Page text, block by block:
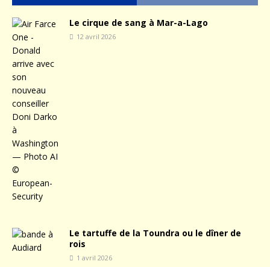
Le cirque de sang à Mar-a-Lago
12 avril 2026
Le tartuffe de la Toundra ou le dîner de
rois
1 avril 2026